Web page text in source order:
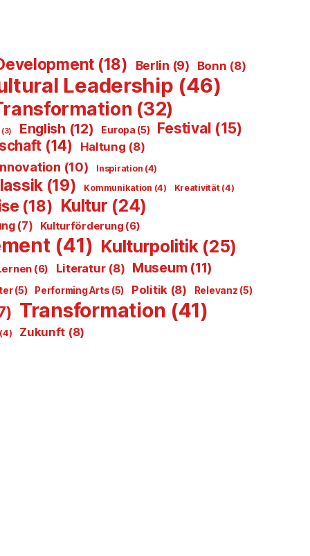
(18) Berlin (9) Bonn (8)
Leadership (46)
(32)
(3) English (12) Europa (5) Festival (15)
(14) Haltung (8)
(10) Inspiration (4)
(19) Kommunikation (4) Kreativität(4)
(18) Kultur (24)
(7) Kulturförderung (6)
(41) Kulturpolitik(25)
(6) Literatur(8) Museum (11)
(5) Performing Arts (5) Politik (8) Relevanz (5)
Transformation (41)
Zukunft (8)